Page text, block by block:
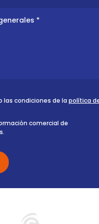
las condiciones de la política
comercial de